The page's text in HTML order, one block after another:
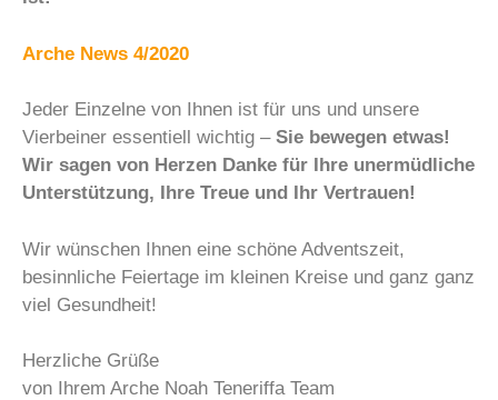
Arche News 4/2020
Jeder Einzelne von Ihnen ist für uns und unsere
Vierbeiner essentiell wichtig –Sie bewegen etwas!
Wir sagen von Herzen Danke für Ihre unermüdliche
Unterstützung, Ihre Treue und Ihr Vertrauen!
Wir wünschen Ihnen eine schöne Adventszeit,
besinnliche Feiertage im kleinen Kreise und ganz ganz
viel Gesundheit!
Herzliche Grüße
von Ihrem Arche Noah Teneriffa Team